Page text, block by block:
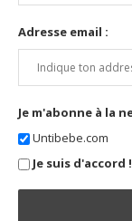
Adresse email :
Je m'abonne à la
Untibebe.com
Je suis d'accord !